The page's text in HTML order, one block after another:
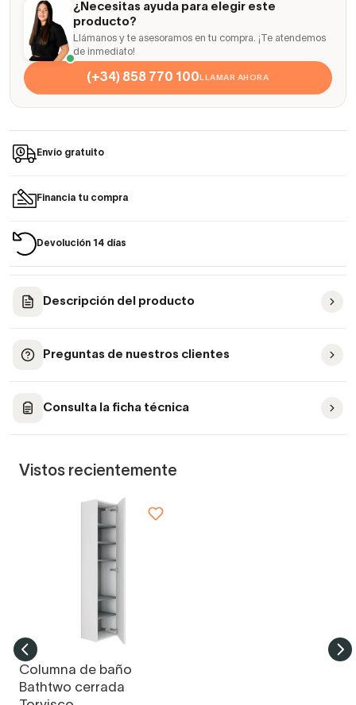
¿Necesitas ayuda para elegir este
producto?
Llámanos y te asesoramos en tu compra. ¡Te atendemos
de inmediato!
(+34) 858 770 100LLAMAR AHORA
Envío gratuito
Financia tu compra
Devolución 14 días
Descripción del producto
Preguntas de nuestros clientes
Consulta la ficha técnica
Vistos recientemente
Columna de baño
Bathtwo cerrada